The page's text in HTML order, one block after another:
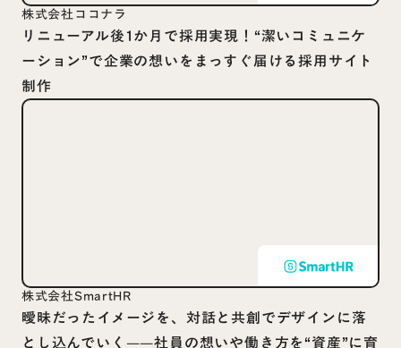
株式会社ココナラ
リニューアル後1か月で採用実現！“潔いコミュニケ
ーション”で企業の想いをまっすぐ届ける採用サイト
制作
株式会社SmartHR
曖昧だったイメージを、対話と共創でデザインに落